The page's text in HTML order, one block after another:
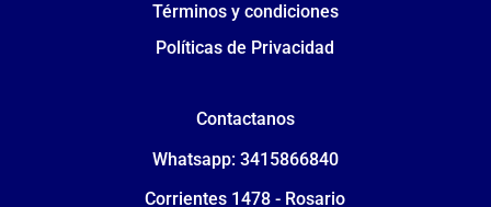
Términos y condiciones
Políticas de Privacidad
Contactanos
Whatsapp: 3415866840
Corrientes 1478 - Rosario